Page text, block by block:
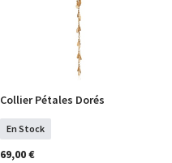
COMMANDER
Collier Pétales Dorés
En Stock
69,00 €